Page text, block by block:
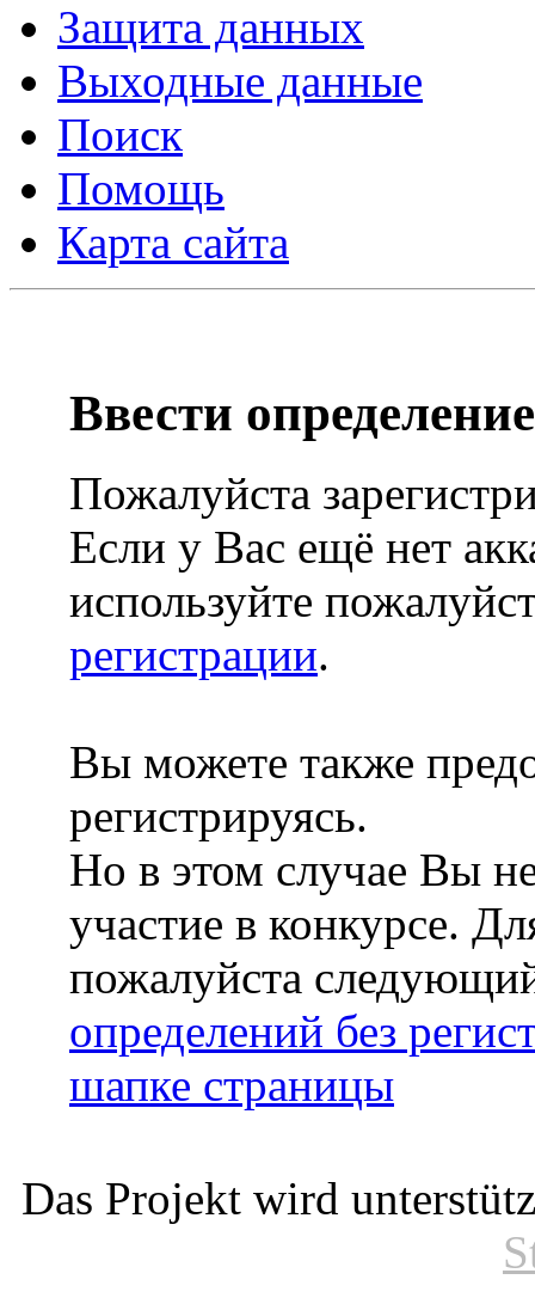
Защита данных
Выходные данные
Поиск
Помощь
Карта сайта
Ввести определение
Пожалуйста
Если у Вас ещё нет
используйте
регистрации.
Вы можете также
регистрируясь.
Но в этом случае Вы
участие в конкурсе.
пожалуйста
определений без
шапке страницы
Das Projekt wird